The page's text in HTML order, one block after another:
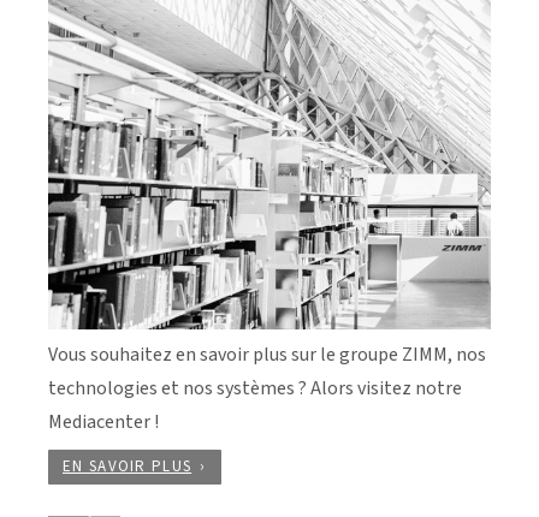
Vous souhaitez en savoir plus sur le groupe ZIMM, nos
technologies et nos systèmes ? Alors visitez notre
Mediacenter !
EN SAVOIR PLUS